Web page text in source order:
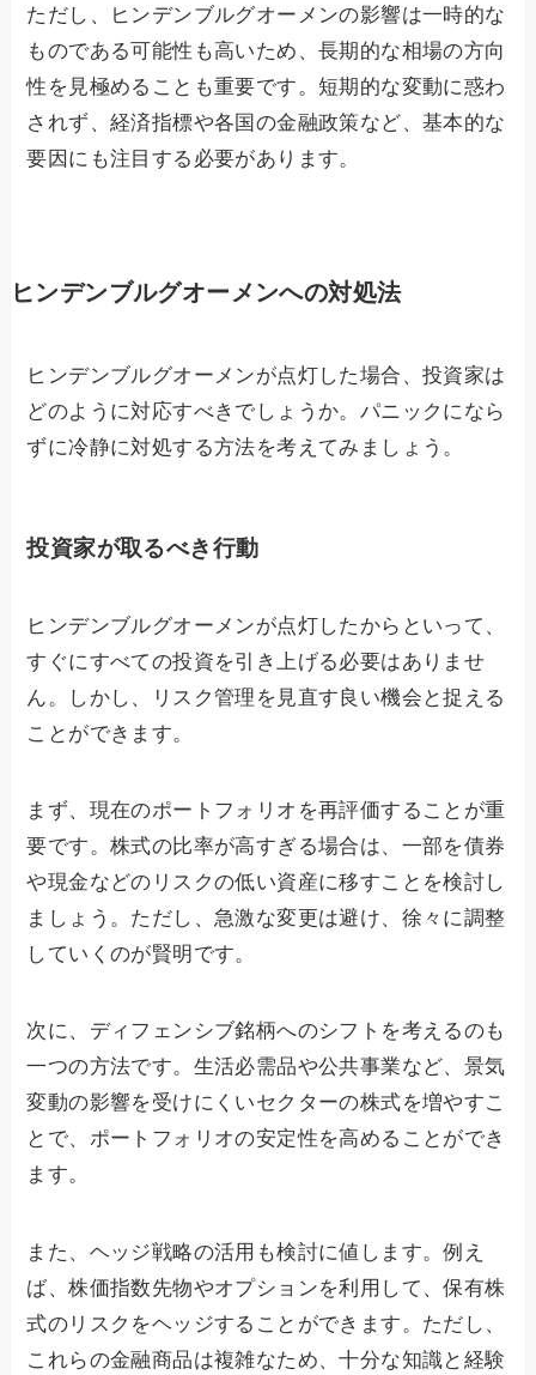
ただし、ヒンデンブルグオーメンの影響は一時的な
ものである可能性も高いため、長期的な相場の方向
性を見極めることも重要です。短期的な変動に惑わ
されず、経済指標や各国の金融政策など、基本的な
要因にも注目する必要があります。
ヒンデンブルグオーメンへの対処法
ヒンデンブルグオーメンが点灯した場合、投資家は
どのように対応すべきでしょうか。パニックになら
ずに冷静に対処する方法を考えてみましょう。
投資家が取るべき行動
ヒンデンブルグオーメンが点灯したからといって、
すぐにすべての投資を引き上げる必要はありませ
ん。しかし、リスク管理を見直す良い機会と捉える
ことができます。
まず、現在のポートフォリオを再評価することが重
要です。株式の比率が高すぎる場合は、一部を債券
や現金などのリスクの低い資産に移すことを検討し
ましょう。ただし、急激な変更は避け、徐々に調整
していくのが賢明です。
次に、ディフェンシブ銘柄へのシフトを考えるのも
一つの方法です。生活必需品や公共事業など、景気
変動の影響を受けにくいセクターの株式を増やすこ
とで、ポートフォリオの安定性を高めることができ
ます。
また、ヘッジ戦略の活用も検討に値します。例え
ば、株価指数先物やオプションを利用して、保有株
式のリスクをヘッジすることができます。ただし、
これらの金融商品は複雑なため、十分な知識と経験